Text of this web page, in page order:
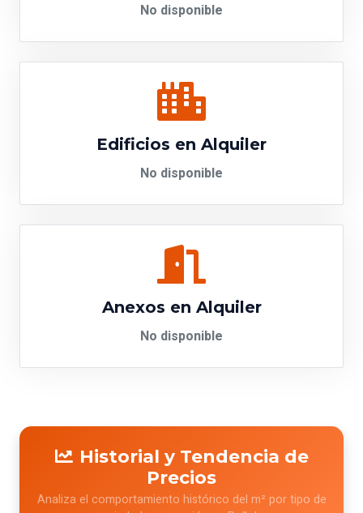
No disponible
Edificios en Alquiler
No disponible
Anexos en Alquiler
No disponible
Historial y Tendencia de
Precios
Analiza el comportamiento histórico del m² por tipo de